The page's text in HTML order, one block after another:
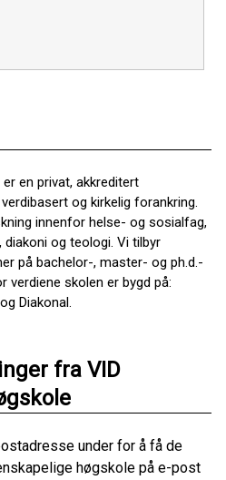
en privat, akkreditert
og kirkelig forankring.
innenfor helse- og sosialfag,
og teologi. Vi tilbyr
på bachelor-, master- og ph.d.-
verdiene skolen er bygd på:
Diakonal.
fra VID
under for å få de
høgskole på e-post